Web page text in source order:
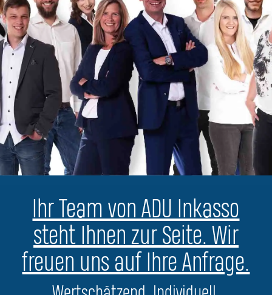
Ihr Team von ADU Inkasso
steht Ihnen zur Seite. Wir
freuen uns auf Ihre Anfrage.